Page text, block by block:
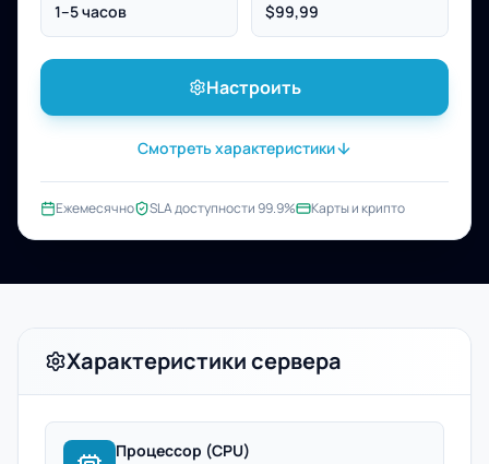
1–5 часов $99,99
Настроить
Смотреть характеристики
Ежемесячно SLA доступности 99.9% Карты и крипто
Характеристики сервера
Процессор (CPU)